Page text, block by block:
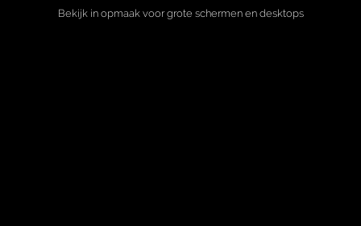
Bekijk in opmaak voor grote schermen en desktops